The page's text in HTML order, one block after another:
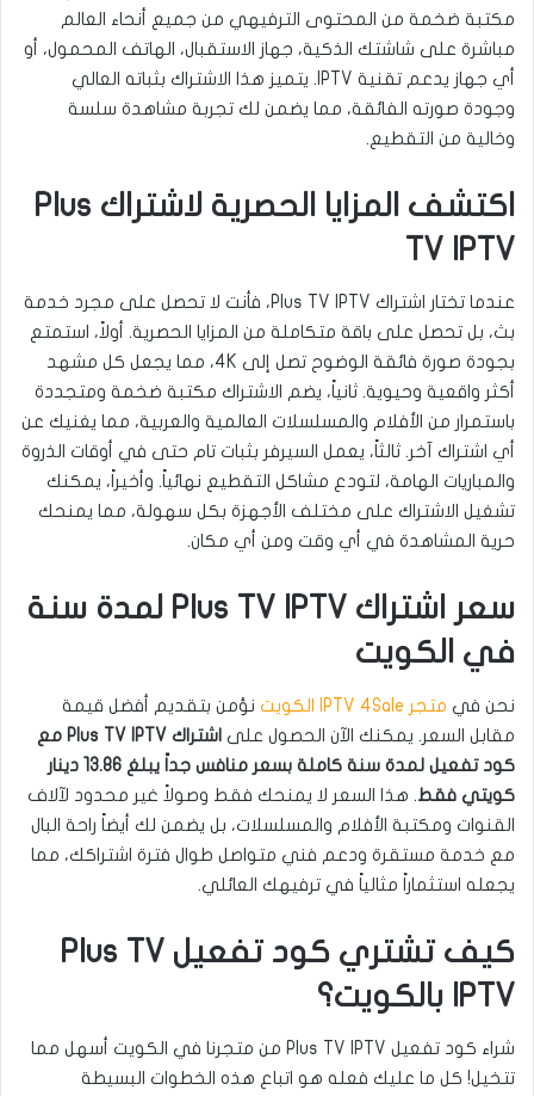
مكتبة ضخمة من المحتوى الترفيهي من جميع أنحاء العالم
مباشرة على شاشتك الذكية، جهاز الاستقبال، الهاتف المحمول، أو
أي جهاز يدعم تقنية IPTV. يتميز هذا الاشتراك بثباته العالي
وجودة صورته الفائقة، مما يضمن لك تجربة مشاهدة سلسة
وخالية من التقطيع.
اكتشف المزايا الحصرية لاشتراك Plus
TV IPTV
عندما تختار اشتراك Plus TV IPTV، فأنت لا تحصل على مجرد خدمة
بث، بل تحصل على باقة متكاملة من المزايا الحصرية. أولاً، استمتع
بجودة صورة فائقة الوضوح تصل إلى 4K، مما يجعل كل مشهد
أكثر واقعية وحيوية. ثانياً، يضم الاشتراك مكتبة ضخمة ومتجددة
باستمرار من الأفلام والمسلسلات العالمية والعربية، مما يغنيك عن
أي اشتراك آخر. ثالثاً، يعمل السيرفر بثبات تام حتى في أوقات الذروة
والمباريات الهامة، لتودع مشاكل التقطيع نهائياً. وأخيراً، يمكنك
تشغيل الاشتراك على مختلف الأجهزة بكل سهولة، مما يمنحك
حرية المشاهدة في أي وقت ومن أي مكان.
سعر اشتراك Plus TV IPTV لمدة سنة
في الكويت
نحن في متجر IPTV 4Sale الكويت
نؤمن بتقديم أفضل قيمة
مقابل السعر. يمكنك الآن الحصول على
اشتراك Plus TV IPTV مع
كود تفعيل لمدة سنة كاملة بسعر منافس جداً يبلغ 13.86 دينار
كويتي فقط. هذا السعر لا يمنحك فقط وصولاً غير محدود لآلاف
القنوات ومكتبة الأفلام والمسلسلات، بل يضمن لك أيضاً راحة البال
مع خدمة مستقرة ودعم فني متواصل طوال فترة اشتراكك، مما
يجعله استثماراً مثالياً في ترفيهك العائلي.
كيف تشتري كود تفعيل Plus TV
IPTV بالكويت؟
شراء كود تفعيل Plus TV IPTV من متجرنا في الكويت أسهل مما
تتخيل! كل ما عليك فعله هو اتباع هذه الخطوات البسيطة